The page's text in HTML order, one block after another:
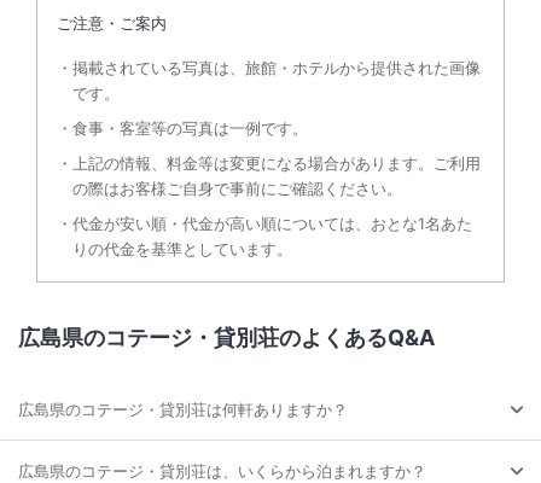
ご注意・ご案内
掲載されている写真は、旅館・ホテルから提供された画像
です。
食事・客室等の写真は一例です。
上記の情報、料金等は変更になる場合があります。ご利用
の際はお客様ご自身で事前にご確認ください。
代金が安い順・代金が高い順については、おとな1名あた
りの代金を基準としています。
広島県のコテージ・貸別荘のよくあるQ&A
広島県のコテージ・貸別荘は何軒ありますか？
広島県のコテージ・貸別荘は、いくらから泊まれますか？